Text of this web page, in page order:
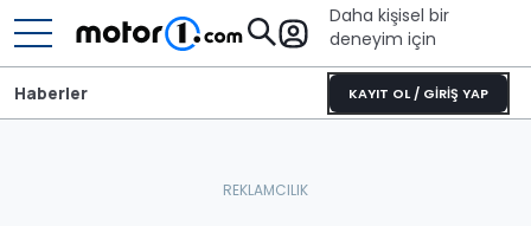
Daha kişisel bir
deneyim için
KAYIT OL / GİRİŞ YAP
Haberler